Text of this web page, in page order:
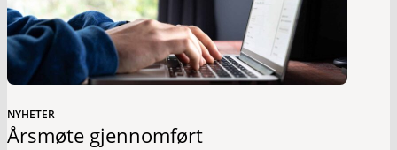
NYHETER
Årsmøte gjennomført